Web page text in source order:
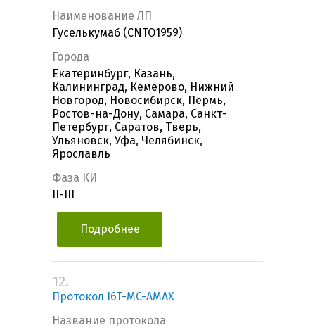
Наименование ЛП
Гуселькумаб (CNTO1959)
Города
Екатеринбург, Казань,
Калининград, Кемерово, Нижний
Новгород, Новосибирск, Пермь,
Ростов-на-Дону, Самара, Санкт-
Петербург, Саратов, Тверь,
Ульяновск, Уфа, Челябинск,
Ярославль
Фаза КИ
II-III
Подробнее
12.
Протокол I6T-MC-AMAX
Название протокола